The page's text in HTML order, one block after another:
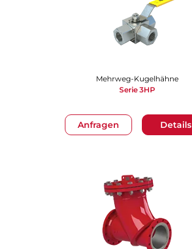
Anfragen Details
Mehrweg-Kugelhähne
Serie 3HP